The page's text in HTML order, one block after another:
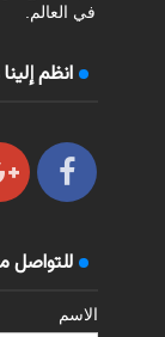
في العالم.
انظم
للتواصل
الاسم